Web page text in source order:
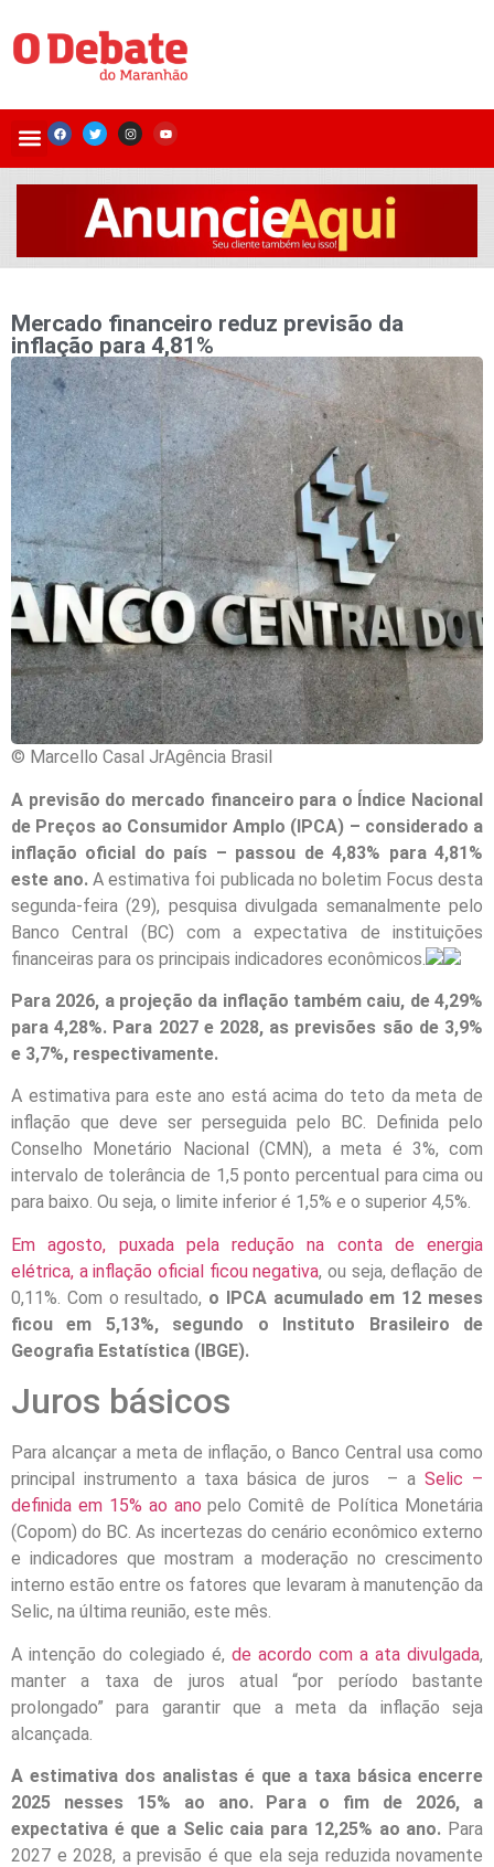
Mercado financeiro reduz previsão da
inflação para 4,81%
© Marcello Casal JrAgência Brasil
A previsão do mercado financeiro para o Índice Nacional
de Preços ao Consumidor Amplo (IPCA) – considerado a
inflação oficial do país – passou de 4,83% para 4,81%
este ano. A estimativa foi publicada no boletim Focus desta
segunda-feira (29), pesquisa divulgada semanalmente pelo
Banco Central (BC) com a expectativa de instituições
financeiras para os principais indicadores econômicos.
Para 2026, a projeção da inflação também caiu, de 4,29%
para 4,28%. Para 2027 e 2028, as previsões são de 3,9%
e 3,7%, respectivamente.
A estimativa para este ano está acima do teto da meta de
inflação que deve ser perseguida pelo BC. Definida pelo
Conselho Monetário Nacional (CMN), a meta é 3%, com
intervalo de tolerância de 1,5 ponto percentual para cima ou
para baixo. Ou seja, o limite inferior é 1,5% e o superior 4,5%.
Em agosto, puxada pela redução na conta de energia
elétrica, a inflação oficial ficou negativa, ou seja, deflação de
0,11%. Com o resultado, o IPCA acumulado em 12 meses
ficou em 5,13%, segundo o Instituto Brasileiro de
Geografia Estatística (IBGE).
Juros básicos
Para alcançar a meta de inflação, o Banco Central usa como
principal instrumento a taxa básica de juros – aSelic –
definida em 15% ao ano pelo Comitê de Política Monetária
(Copom) do BC. As incertezas do cenário econômico externo
e indicadores que mostram a moderação no crescimento
interno estão entre os fatores que levaram à manutenção da
Selic, na última reunião, este mês.
A intenção do colegiado é, de acordo com a ata divulgada,
manter a taxa de juros atual “por período bastante
prolongado” para garantir que a meta da inflação seja
alcançada.
A estimativa dos analistas é que a taxa básica encerre
2025 nesses 15% ao ano. Para o fim de 2026, a
expectativa é que a Selic caia para 12,25% ao ano. Para
2027 e 2028, a previsão é que ela seja reduzida novamente